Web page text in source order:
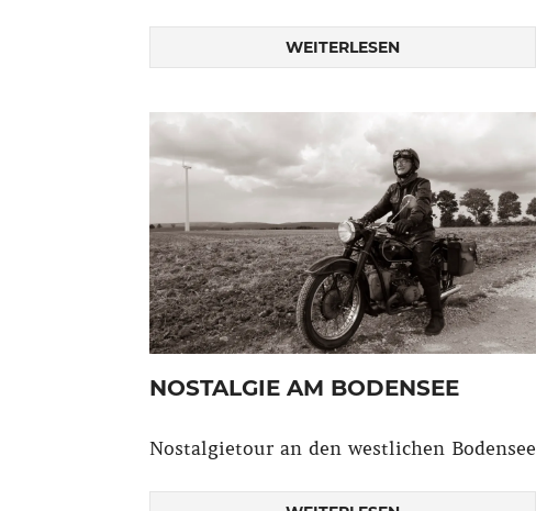
WEITERLESEN
NOSTALGIE AM BODENSEE
Nostalgietour an den westlichen Bodensee